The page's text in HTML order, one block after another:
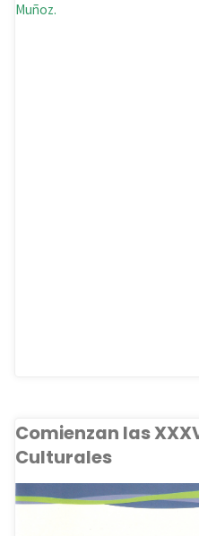
Muñoz.
Comienzan las
Culturales